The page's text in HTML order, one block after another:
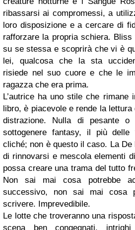
ribassarsi ai compromessi, a
loro disposizione e a cercare di
rafforzare la propria schiera.
su se stessa e scoprirà che vi è
lei, qualcosa che la sta
risiede nel suo cuore e che le
ragazza che era prima.
L’autrice ha uno stile che rimane
libro, è piacevole e rende la
distrazione. Nulla di pesante o
sottogenere fantasy, il più delle
cliché; non è questo il caso. La
di rinnovarsi e mescola elementi
possa creare una trama del tutto
Non sai mai cosa potrebbe
successivo, non sai mai cosa
scrivere. Imprevedibile.
Le lotte che troveranno una
scena ben congegnati,